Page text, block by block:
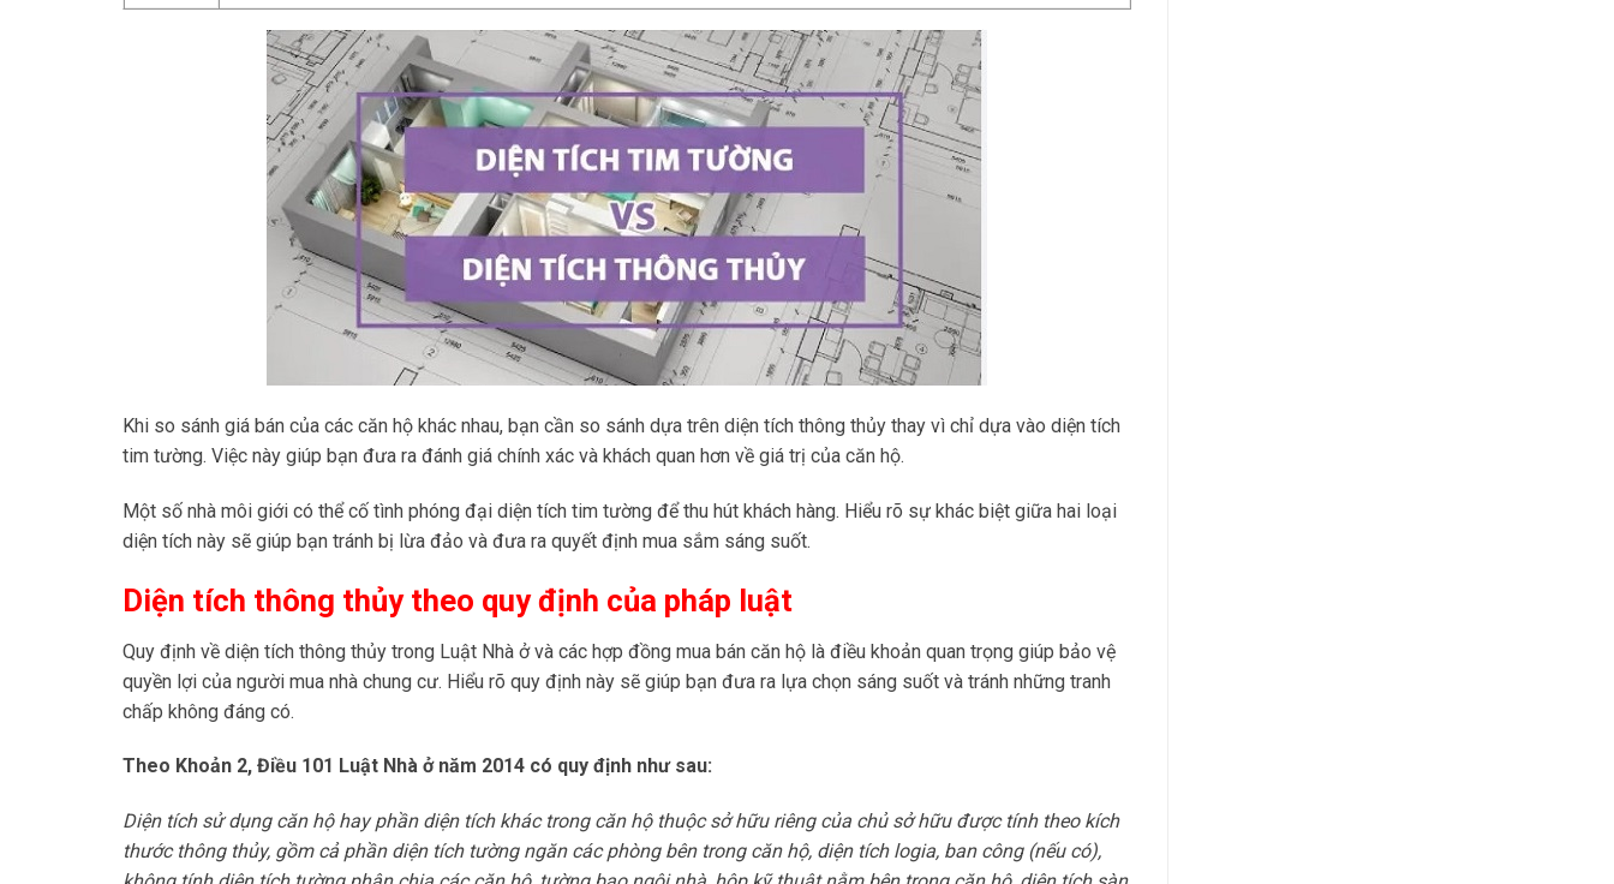
Khi so sánh giá bán của các căn hộ khác nhau, bạn cần so sánh dựa trên diện tích thông thủy thay vì chỉ dựa vào diện tích
tim tường. Việc này giúp bạn đưa ra đánh giá chính xác và khách quan hơn về giá trị của căn hộ.
Một số nhà môi giới có thể cố tình phóng đại diện tích tim tường để thu hút khách hàng. Hiểu rõ sự khác biệt giữa hai loại
diện tích này sẽ giúp bạn tránh bị lừa đảo và đưa ra quyết định mua sắm sáng suốt.
Diện tích thông thủy theo quy định của pháp luật
Quy định về diện tích thông thủy trong Luật Nhà ở và các hợp đồng mua bán căn hộ là điều khoản quan trọng giúp bảo vệ
quyền lợi của người mua nhà chung cư. Hiểu rõ quy định này sẽ giúp bạn đưa ra lựa chọn sáng suốt và tránh những tranh
chấp không đáng có.
Theo Khoản 2, Điều 101 Luật Nhà ở năm 2014 có quy định như sau:
Diện tích sử dụng căn hộ hay phần diện tích khác trong căn hộ thuộc sở hữu riêng của chủ sở hữu được tính theo kích
thước thông thủy, gồm cả phần diện tích tường ngăn các phòng bên trong căn hộ, diện tích logia, ban công (nếu có),